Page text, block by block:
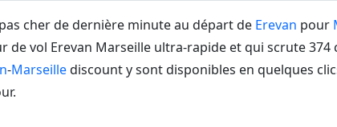
cher de dernière minute au départ de Erevan pour
de vol Erevan Marseille ultra-rapide et qui scrute
-Marseillediscount y sont disponibles en quelques